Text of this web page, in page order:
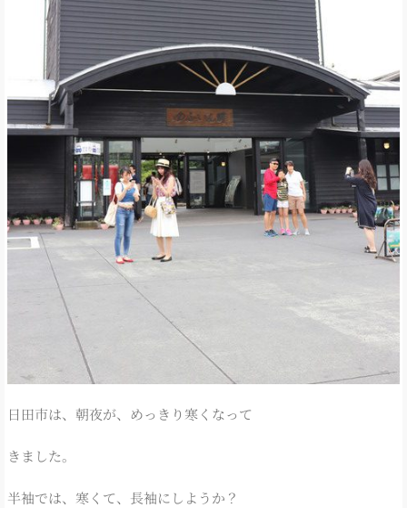
日田市は、朝夜が、めっきり寒くなって
きました。
半袖では、寒くて、長袖にしようか？